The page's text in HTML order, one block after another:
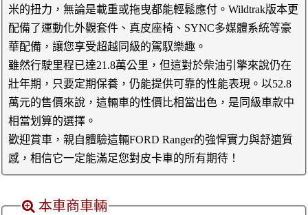
米的扭力，無論是載重或拖曳都能輕鬆應付。Wildtrak版本更
配備了運動化外觀套件、真皮座椅、SYNC多媒體系統等豪
華配備，讓您享受超越同級的駕馭樂趣。
雖然行駛里程已達21.8萬公里，但這對於柴油引擎來說仍在
壯年期，只要定期保養，仍能提供可靠的性能表現。以52.8
萬元的售價來說，這輛車的性價比相當出色，是同級車款中
相當划算的選擇。
歡迎賞車，親自體驗這輛FORD Ranger的強悍實力與舒適質
感，相信它一定能滿足您對皮卡車的所有期待！
本車商車輛